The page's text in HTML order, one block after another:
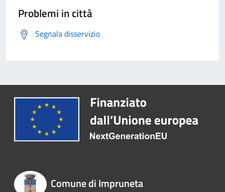
Problemi in città
Segnala disservizio
Comune di Impruneta